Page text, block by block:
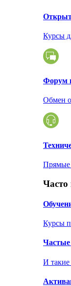
Курсы
Форум
Обмен
Прямые
Часто
Курсы
И такие